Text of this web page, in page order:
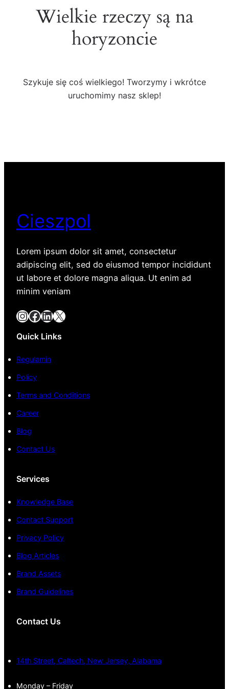
Wielkie rzeczy są na
horyzoncie
Szykuje się coś wielkiego! Tworzymy i wkrótce
uruchomimy nasz sklep!
Cieszpol
Lorem ipsum dolor sit amet, consectetur
adipiscing elit, sed do eiusmod tempor incididunt
ut labore et dolore magna aliqua. Ut enim ad
minim veniam
InstagramFacebook LinkedIn X
Quick Links
Regulamin
Policy
Terms and Conditions
Career
Blog
Contact Us
Services
Knowledge Base
Contact Support
Privacy Policy
Blog Articles
Brand Assets
Brand Guidelines
Contact Us
14th Street, Caltech, New Jersey, Alabama
Monday – Friday